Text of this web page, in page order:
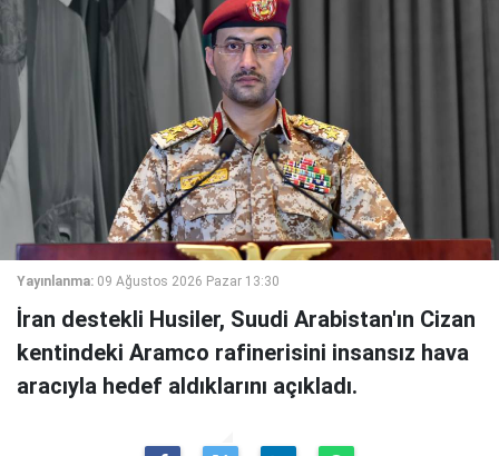
Yayınlanma: 09 Ağustos 2026 Pazar 13:30
İran destekli Husiler, Suudi Arabistan'ın Cizan
kentindeki Aramco rafinerisini insansız hava
aracıyla hedef aldıklarını açıkladı.